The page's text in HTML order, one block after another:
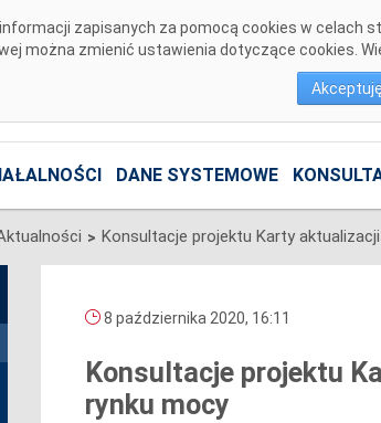
zapisanych za pomocą cookies w
można zmienić ustawienia dotyczące cookies.
Akceptuję
DANE SYSTEMOWE
>
8 października 2020, 16:11
Konsultacje projektu
rynku mocy